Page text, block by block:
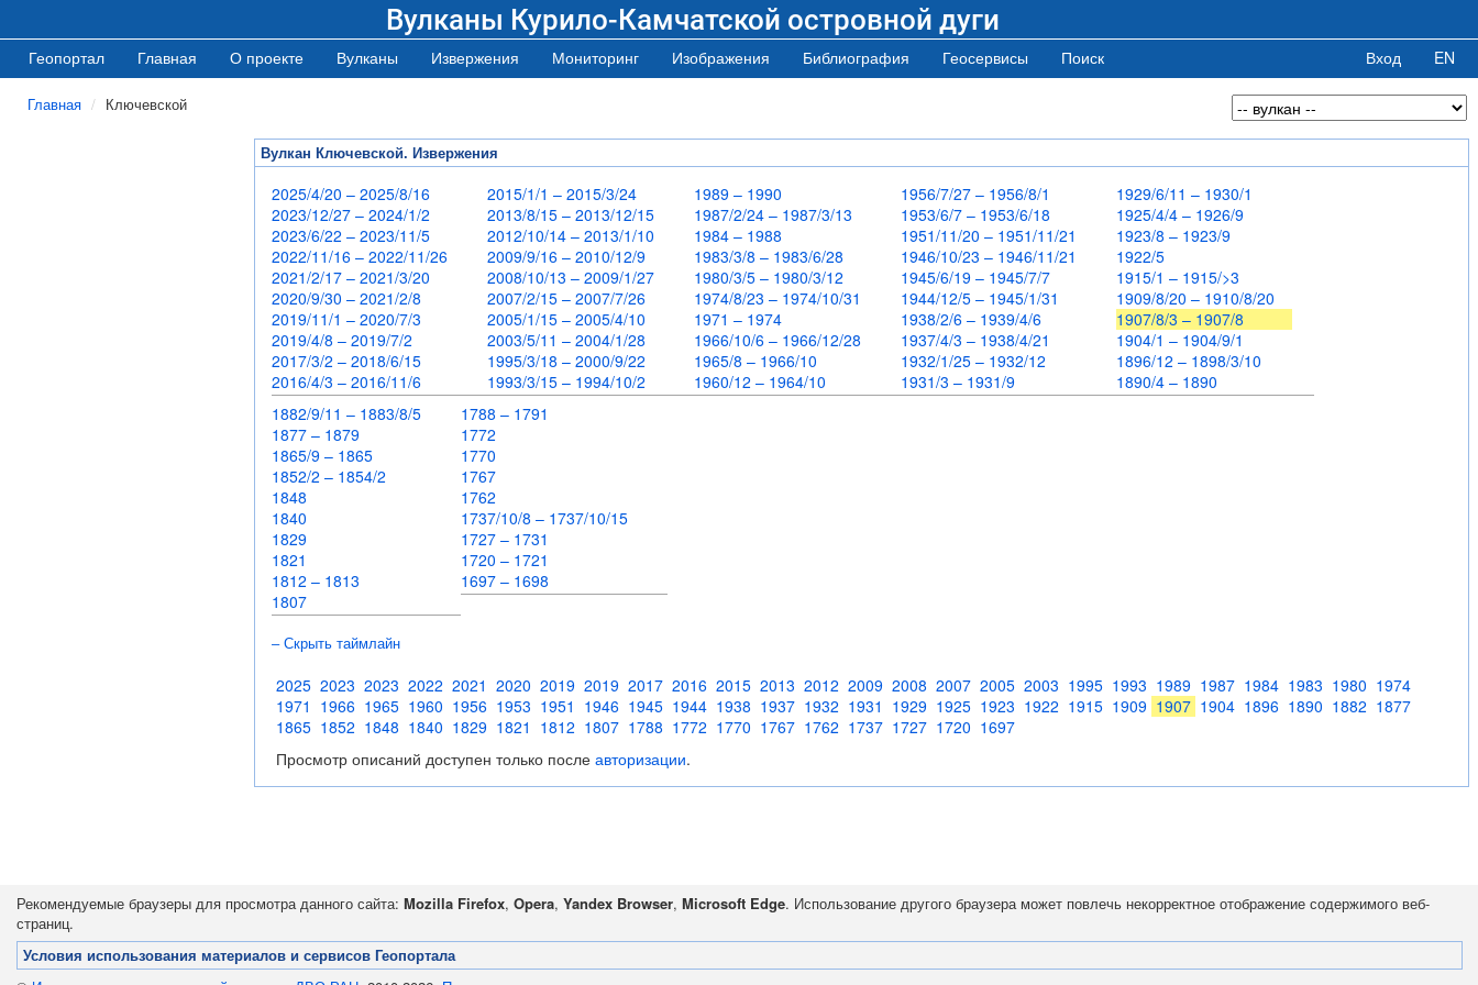
Вулканы Курило-Камчатской островной дуги
Геопортал Главная О проекте Вулканы Извержения Мониторинг Изображения Библиография Геосервисы Поиск Вход EN
Главная Ключевской
Вулкан Ключевской. Извержения
2025/4/20 – 2025/8/16
2023/12/27 – 2024/1/2
2023/6/22 – 2023/11/5
2022/11/16 – 2022/11/26
2021/2/17 – 2021/3/20
2020/9/30 – 2021/2/8
2019/11/1 – 2020/7/3
2019/4/8 – 2019/7/2
2017/3/2 – 2018/6/15
2016/4/3 – 2016/11/6
2015/1/1 – 2015/3/24
2013/8/15 – 2013/12/15
2012/10/14 – 2013/1/10
2009/9/16 – 2010/12/9
2008/10/13 – 2009/1/27
2007/2/15 – 2007/7/26
2005/1/15 – 2005/4/10
2003/5/11 – 2004/1/28
1995/3/18 – 2000/9/22
1993/3/15 – 1994/10/2
1989 – 1990
1987/2/24 – 1987/3/13
1984 – 1988
1983/3/8 – 1983/6/28
1980/3/5 – 1980/3/12
1974/8/23 – 1974/10/31
1971 – 1974
1966/10/6 – 1966/12/28
1965/8 – 1966/10
1960/12 – 1964/10
1956/7/27 – 1956/8/1
1953/6/7 – 1953/6/18
1951/11/20 – 1951/11/21
1946/10/23 – 1946/11/21
1945/6/19 – 1945/7/7
1944/12/5 – 1945/1/31
1938/2/6 – 1939/4/6
1937/4/3 – 1938/4/21
1932/1/25 – 1932/12
1931/3 – 1931/9
1929/6/11 – 1930/1
1925/4/4 – 1926/9
1923/8 – 1923/9
1922/5
1915/1 – 1915/>3
1909/8/20 – 1910/8/20
1907/8/3 – 1907/8
1904/1 – 1904/9/1
1896/12 – 1898/3/10
1890/4 – 1890
1882/9/11 – 1883/8/5
1877 – 1879
1865/9 – 1865
1852/2 – 1854/2
1848
1840
1829
1821
1812 – 1813
1807
1788 – 1791
1772
1770
1767
1762
1737/10/8 – 1737/10/15
1727 – 1731
1720 – 1721
1697 – 1698
– Скрыть таймлайн
2025 2023 2023 2022 2021 2020 2019 2019 2017 2016 2015 2013 2012 2009 2008 2007 2005 2003 1995 1993 1989 1987 1984 1983 1980 1974
1971 1966 1965 1960 1956 1953 1951 1946 1945 1944 1938 1937 1932 1931 1929 1925 1923 1922 1915 1909 1907 1904 1896 1890 1882 1877
1865 1852 1848 1840 1829 1821 1812 1807 1788 1772 1770 1767 1762 1737 1727 1720 1697
Просмотр описаний доступен только после авторизации.
Рекомендуемые браузеры для просмотра данного сайта: Mozilla Firefox, Opera, Yandex Browser, Microsoft Edge. Использование другого браузера может повлечь некорректное отображение содержимого веб-
страниц.
Условия использования материалов и сервисов Геопортала